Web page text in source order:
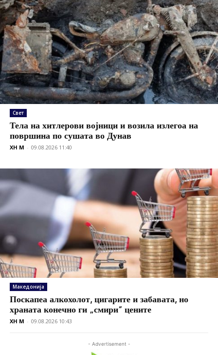
Свет
Тела на хитлерови војници и возила излегоа на
површина по сушата во Дунав
XH M - 09.08.2026 11:40
Македонија
Поскапеа алкохолот, цигарите и забавата, но
храната конечно ги „смири“ цените
XH M - 09.08.2026 10:43
- Advertisement -